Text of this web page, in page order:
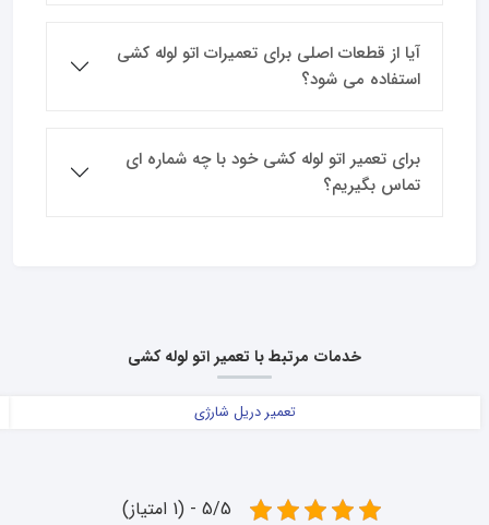
آیا از قطعات اصلی برای تعمیرات اتو لوله کشی
استفاده می شود؟
برای تعمیر اتو لوله کشی خود با چه شماره ای
تماس بگیریم؟
خدمات مرتبط با تعمیر اتو لوله کشی
تعمیر دریل شارژی
5/5 - (1 امتیاز)